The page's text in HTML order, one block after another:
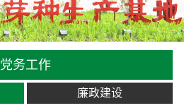
党务工作
廉政建设